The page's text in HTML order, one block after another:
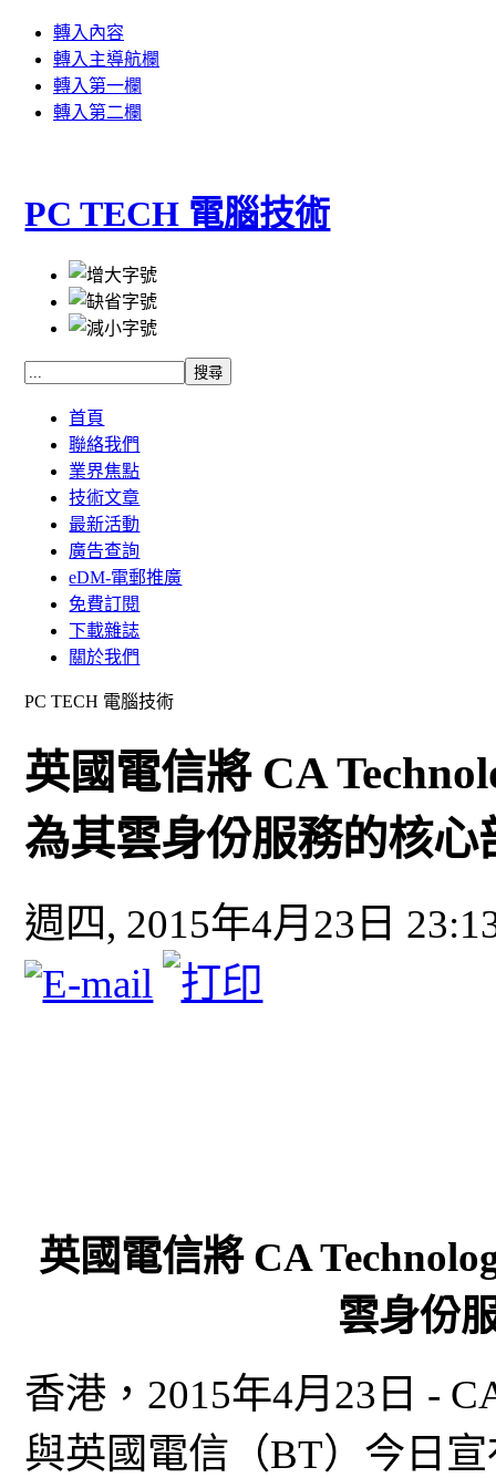
轉入內容
轉入主導航欄
轉入第一欄
轉入第二欄
PC TECH 電腦技術
首頁
聯絡我們
業界焦點
技術文章
最新活動
廣告查詢
eDM-電郵推廣
免費訂閱
下載雜誌
關於我們
PC TECH 電腦技術
英國電信將 CA
為其雲身份服務的核心
週四, 2015年4月23日
英國電信將 CA
雲身份
香港，2015年4月23日 -
與英國電信（BT）今日宣